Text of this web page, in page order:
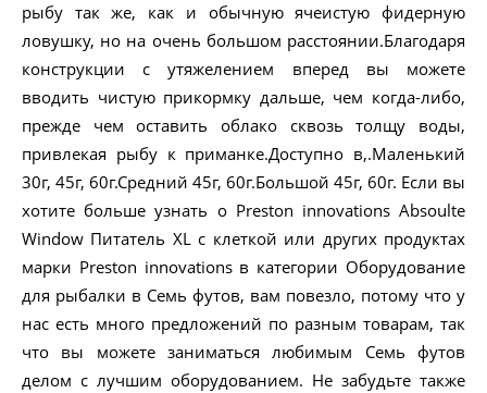
рыбу так же, как и обычную ячеистую фидерную
ловушку, но на очень большом расстоянии.Благодаря
конструкции с утяжелением вперед вы можете
вводить чистую прикормку дальше, чем когда-либо,
прежде чем оставить облако сквозь толщу воды,
привлекая рыбу к приманке.Доступно в,.Маленький
30г, 45г, 60г.Средний 45г, 60г.Большой 45г, 60г. Если вы
хотите больше узнать о Preston innovations Absoulte
Window Питатель XL с клеткой или других продуктах
марки Preston innovations в категории Оборудование
для рыбалки в Семь футов, вам повезло, потому что у
нас есть много предложений по разным товарам, так
что вы можете заниматься любимым Семь футов
делом с лучшим оборудованием. Не забудьте также